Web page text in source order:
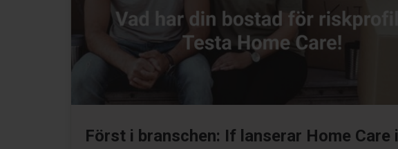
Först i branschen: If lanserar Home Care i